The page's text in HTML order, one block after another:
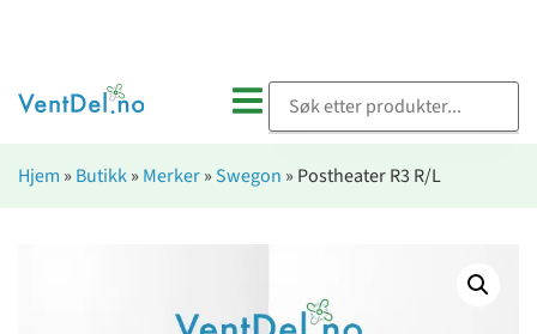
Hjem » Butikk» Merker» Swegon » Postheater R3 R/L